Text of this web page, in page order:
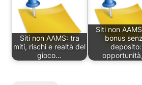
Siti non AAMS: tra
miti, rischi e realtà del
gioco…
Siti non
bonus
deposito: